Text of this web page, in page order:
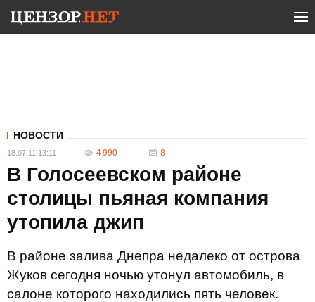
НОВОСТИ
18.07.11 13:11 4 990 8
В Голосеевском районе
столицы пьяная компания
утопила джип
В районе залива Днепра недалеко от острова
Жуков сегодня ночью утонул автомобиль, в
салоне которого находились пять человек.